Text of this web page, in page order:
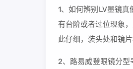
1、如何辨别LV墨镜
有台阶或者过位现象
此仔细，装头处和镜
2、路易威登眼镜分型